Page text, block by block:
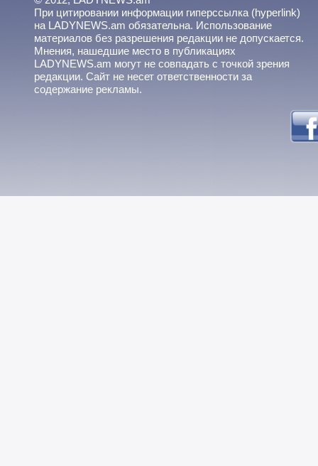
При цитировании информации гиперссылка (hyperlink)
на LADYNEWS.am обязательна. Использование
материалов без разрешения редакции не допускается.
Мнения, нашедшие место в публикациях
LADYNEWS.am могут не совпадать с точкой зрения
редакции. Сайт не несет ответственности за
содержание рекламы.